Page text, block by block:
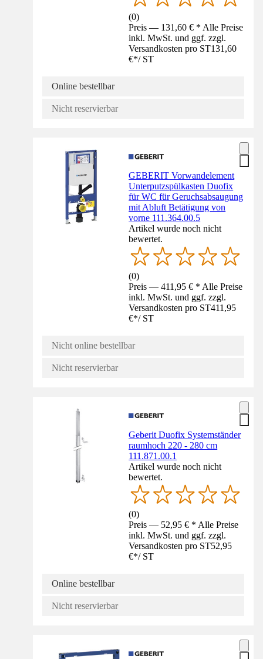
(0)
Preis — 131,60 € * Alle Preise
inkl. MwSt. und ggf. zzgl.
Versandkosten pro ST131,60
€*/ ST
Online bestellbar
Nicht reservierbar
GEBERIT Vorwandelement
Unterputzspülkasten Duofix
für WC für Geruchsabsaugung
mit Abluft Betätigung von
vorne 111.364.00.5
Artikel wurde noch nicht
bewertet.
(0)
Preis — 411,95 € * Alle Preise
inkl. MwSt. und ggf. zzgl.
Versandkosten pro ST411,95
€*/ ST
Nicht online bestellbar
Nicht reservierbar
Geberit Duofix Systemständer
raumhoch 220 - 280 cm
111.871.00.1
Artikel wurde noch nicht
bewertet.
(0)
Preis — 52,95 € * Alle Preise
inkl. MwSt. und ggf. zzgl.
Versandkosten pro ST52,95
€*/ ST
Online bestellbar
Nicht reservierbar